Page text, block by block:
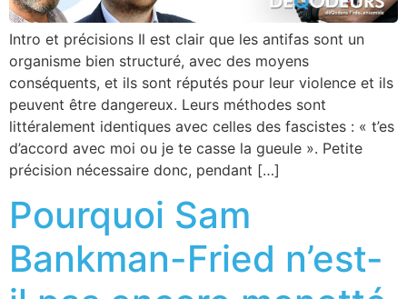
Intro et précisions Il est clair que les antifas sont un
organisme bien structuré, avec des moyens
conséquents, et ils sont réputés pour leur violence et ils
peuvent être dangereux. Leurs méthodes sont
littéralement identiques avec celles des fascistes : « t’es
d’accord avec moi ou je te casse la gueule ». Petite
précision nécessaire donc, pendant […]
Pourquoi Sam
Bankman-Fried n’est-